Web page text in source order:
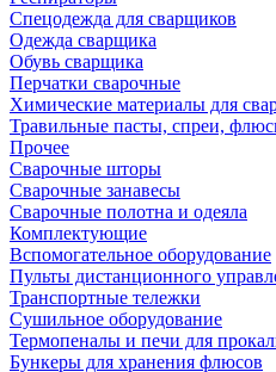
Спецодежда для сварщиков
Одежда сварщика
Обувь сварщика
Перчатки сварочные
Химические материалы для
Травильные пасты, спреи,
Прочее
Сварочные шторы
Сварочные занавесы
Сварочные полотна и одеяла
Комплектующие
Вспомогательное оборудование
Пульты дистанционного
Транспортные тележки
Сушильное оборудование
Термопеналы и печи для
Бункеры для хранения флюсов